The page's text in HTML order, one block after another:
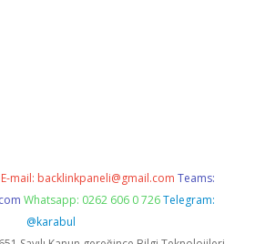
E-mail: backlinkpaneli@gmail.com Teams:
Whatsapp: 0262 606 0 726 Telegram:
@karabul